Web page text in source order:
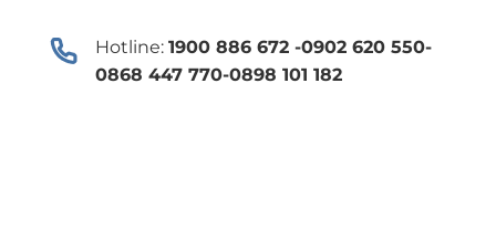
Hotline: 1900 886 672 -0902 620 550-
0868 447 770-0898 101 182